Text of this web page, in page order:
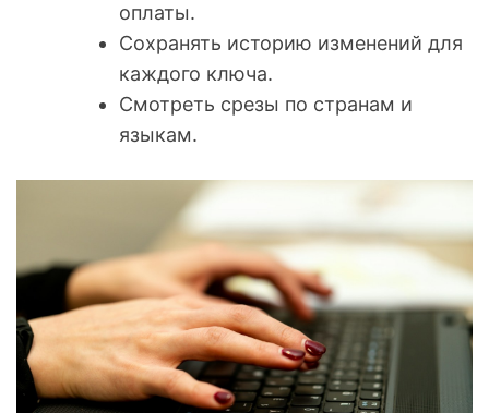
оплаты.
Сохранять историю изменений для
каждого ключа.
Смотреть срезы по странам и
языкам.